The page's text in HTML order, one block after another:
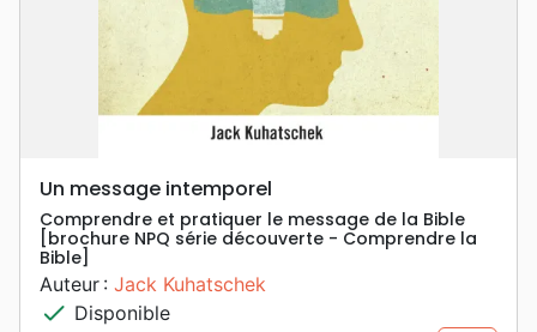
Un message intemporel
Comprendre et pratiquer le message de la Bible
[brochure NPQ série découverte - Comprendre la
Bible]
Auteur : Jack Kuhatschek
check Disponible